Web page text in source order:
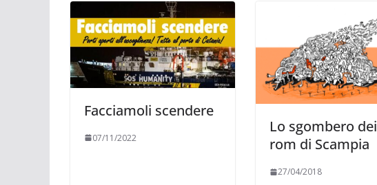
Facciamoli scendere
07/11/2022
Lo sgombero dei
rom di Scampia
27/04/2018